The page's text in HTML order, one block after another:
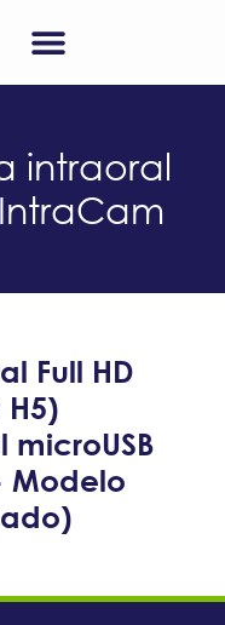
intraoral
Full HD
Modelo